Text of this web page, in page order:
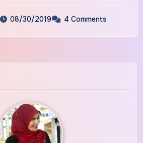
08/30/2019 4 Comments